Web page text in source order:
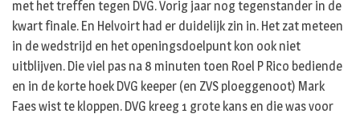
met het treffen tegen DVG. Vorig jaar nog tegenstander in de
kwart finale. En Helvoirt had er duidelijk zin in. Het zat meteen
in de wedstrijd en het openingsdoelpunt kon ook niet
uitblijven. Die viel pas na 8 minuten toen Roel P Rico bediende
en in de korte hoek DVG keeper (en ZVS ploeggenoot) Mark
Faes wist te kloppen. DVG kreeg 1 grote kans en die was voor